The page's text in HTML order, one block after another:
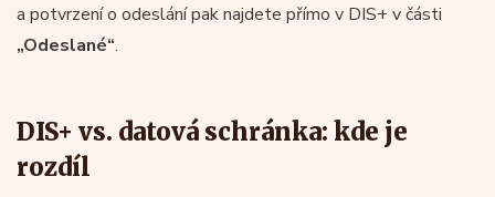
a potvrzení o odeslání pak najdete přímo v DIS+ v části
„Odeslané“.
DIS+ vs. datová schránka: kde je
rozdíl